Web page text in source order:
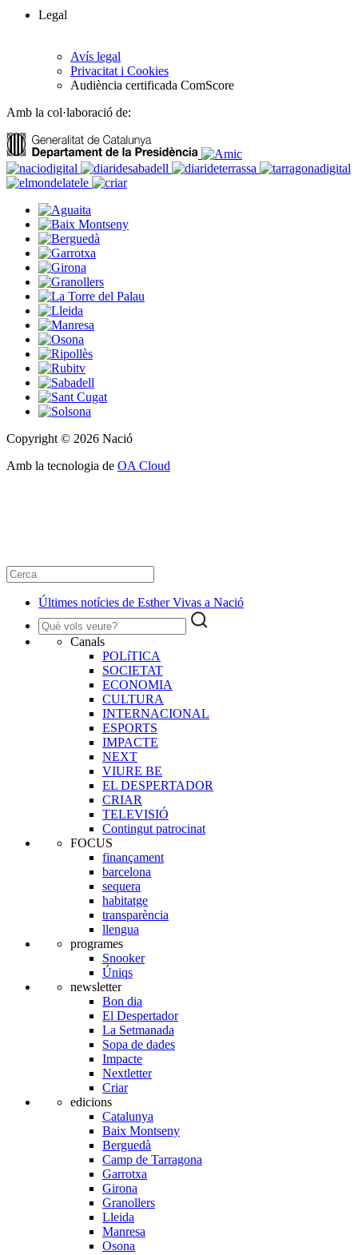
Legal
Avís legal
Privacitat i Cookies
Audiència certificada ComScore
Amb la col·laboració de:
Copyright © 2026 Nació
Amb la tecnologia de OA Cloud
Últimes notícies de Esther Vivas a Nació
Canals
POLíTICA
SOCIETAT
ECONOMIA
CULTURA
INTERNACIONAL
ESPORTS
IMPACTE
NEXT
VIURE BE
EL DESPERTADOR
CRIAR
TELEVISIÓ
Contingut patrocinat
FOCUS
finançament
barcelona
sequera
habitatge
transparència
llengua
programes
Snooker
Úniqs
newsletter
Bon dia
El Despertador
La Setmanada
Sopa de dades
Impacte
Nextletter
Criar
edicions
Catalunya
Baix Montseny
Berguedà
Camp de Tarragona
Garrotxa
Girona
Granollers
Lleida
Manresa
Osona